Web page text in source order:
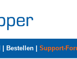
Bestellen Support-